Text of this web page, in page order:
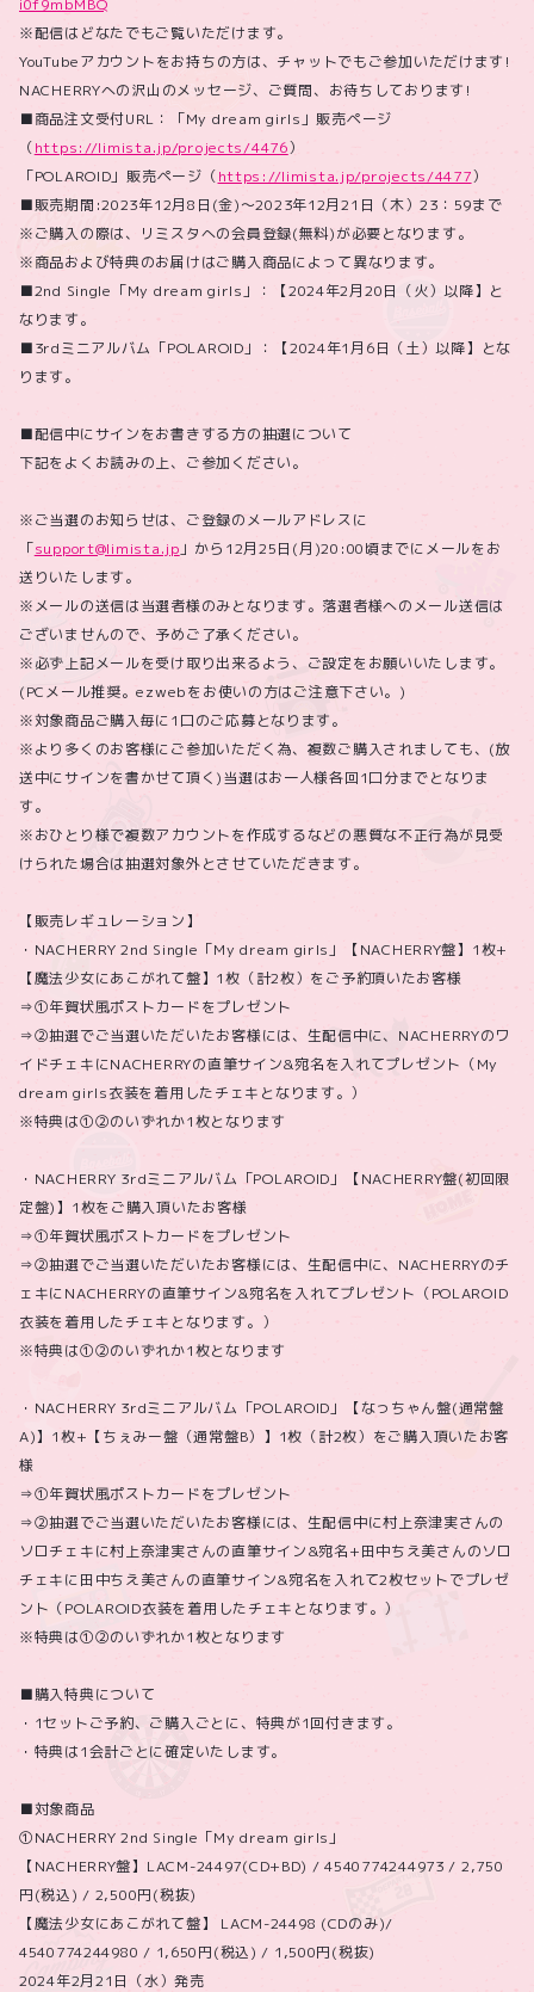
i0f9mbMBQ
※配信はどなたでもご覧いただけます。
YouTubeアカウントをお持ちの方は、チャットでもご参加いただけます!
NACHERRYへの沢山のメッセージ、ご質問、お待ちしております!
■商品注文受付URL：「My dream girls」販売ページ
（https://limista.jp/projects/4476）
「POLAROID」販売ページ（https://limista.jp/projects/4477）
■販売期間:2023年12月8日(金)～2023年12月21日（木）23：59まで
※ご購入の際は、リミスタへの会員登録(無料)が必要となります。
※商品および特典のお届けはご購入商品によって異なります。
■2nd Single「My dream girls」：【2024年2月20日（火）以降】と
なります。
■3rdミニアルバム「POLAROID」：【2024年1月6日（土）以降】とな
ります。
■配信中にサインをお書きする方の抽選について
下記をよくお読みの上、ご参加ください。
※ご当選のお知らせは、ご登録のメールアドレスに
「support@limista.jp 」から12月25日(月)20:00頃までにメールをお
送りいたします。
※メールの送信は当選者様のみとなります。落選者様へのメール送信は
ございませんので、予めご了承ください。
※必ず上記メールを受け取り出来るよう、ご設定をお願いいたします。
(PCメール推奨。ezwebをお使いの方はご注意下さい。)
※対象商品ご購入毎に1口のご応募となります。
※より多くのお客様にご参加いただく為、複数ご購入されましても、(放
送中にサインを書かせて頂く)当選はお一人様各回1口分までとなりま
す。
※おひとり様で複数アカウントを作成するなどの悪質な不正行為が見受
けられた場合は抽選対象外とさせていただきます。
【販売レギュレーション】
・NACHERRY 2nd Single「My dream girls」【NACHERRY盤】1枚+
【魔法少女にあこがれて盤】1枚（計2枚）をご予約頂いたお客様
⇒①年賀状風ポストカードをプレゼント
⇒②抽選でご当選いただいたお客様には、生配信中に、NACHERRYのワ
イドチェキにNACHERRYの直筆サイン&宛名を入れてプレゼント（My
dream girls衣装を着用したチェキとなります。）
※特典は①②のいずれか1枚となります
・NACHERRY 3rdミニアルバム「POLAROID」【NACHERRY盤(初回限
定盤)】1枚をご購入頂いたお客様
⇒①年賀状風ポストカードをプレゼント
⇒②抽選でご当選いただいたお客様には、生配信中に、NACHERRYのチ
ェキにNACHERRYの直筆サイン&宛名を入れてプレゼント（POLAROID
衣装を着用したチェキとなります。）
※特典は①②のいずれか1枚となります
・NACHERRY 3rdミニアルバム「POLAROID」【なっちゃん盤(通常盤
A)】1枚+【ちぇみー盤（通常盤B）】1枚（計2枚）をご購入頂いたお客
様
⇒①年賀状風ポストカードをプレゼント
⇒②抽選でご当選いただいたお客様には、生配信中に村上奈津実さんの
ソロチェキに村上奈津実さんの直筆サイン&宛名+田中ちえ美さんのソロ
チェキに田中ちえ美さんの直筆サイン&宛名を入れて2枚セットでプレゼ
ント（POLAROID衣装を着用したチェキとなります。）
※特典は①②のいずれか1枚となります
■購入特典について
・1セットご予約、ご購入ごとに、特典が1回付きます。
・特典は1会計ごとに確定いたします。
■対象商品
①NACHERRY 2nd Single「My dream girls」
【NACHERRY盤】LACM-24497(CD+BD) / 4540774244973 / 2,750
円(税込) / 2,500円(税抜)
【魔法少女にあこがれて盤】 LACM-24498 (CDのみ)/
4540774244980 / 1,650円(税込) / 1,500円(税抜)
2024年2月21日（水）発売